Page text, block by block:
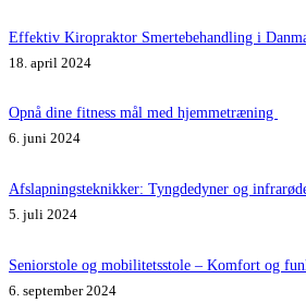
Effektiv Kiropraktor Smertebehandling i
18. april 2024
Opnå dine fitness mål med hjemmetræning
6. juni 2024
Afslapningsteknikker: Tyngdedyner og
5. juli 2024
Seniorstole og mobilitetsstole – Komfort og
6. september 2024